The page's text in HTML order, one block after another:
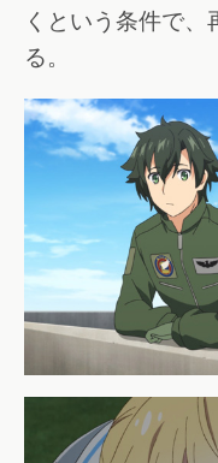
くという条件で
る。